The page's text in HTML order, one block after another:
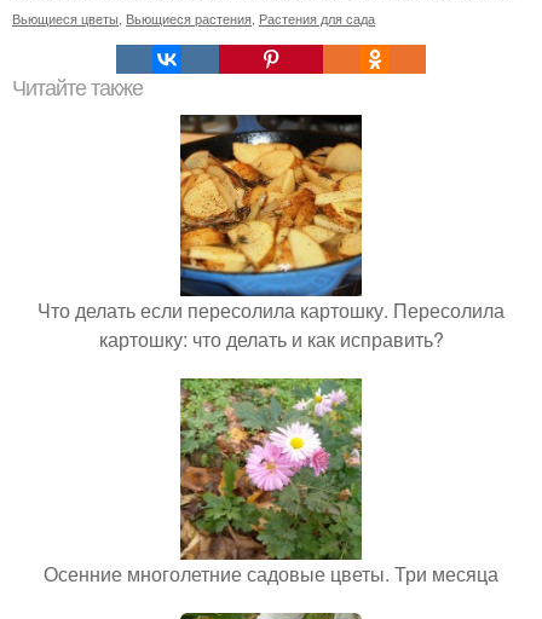
Вьющиеся цветы Вьющиеся растения Растения для сада
Читайте также
Что делать если пересолила картошку. Пересолила
картошку: что делать и как исправить?
Осенние многолетние садовые цветы. Три месяца